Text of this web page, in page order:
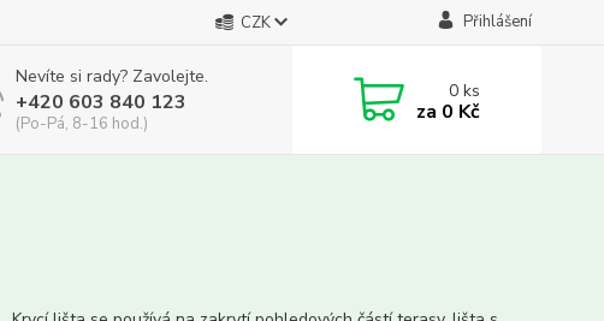
CZK Přihlášení
Nevíte si rady? Zavolejte.
+420 603 840 123
(Po-Pá, 8-16 hod.)
0ks
za 0 Kč